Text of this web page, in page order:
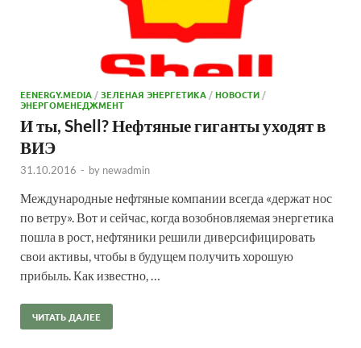
EENERGY.MEDIA/ЗЕЛЕНАЯ ЭНЕРГЕТИКА/НОВОСТИ/
ЭНЕРГОМЕНЕДЖМЕНТ
И ты, Shell? Нефтяные гиганты уходят в
ВИЭ
31.10.2016 - by newadmin
Международные нефтяные компании всегда «держат нос
по ветру». Вот и сейчас, когда возобновляемая энергетика
пошла в рост, нефтяники решили диверсифицировать
свои активы, чтобы в будущем получить хорошую
прибыль. Как известно, …
ЧИТАТЬ ДАЛЕЕ